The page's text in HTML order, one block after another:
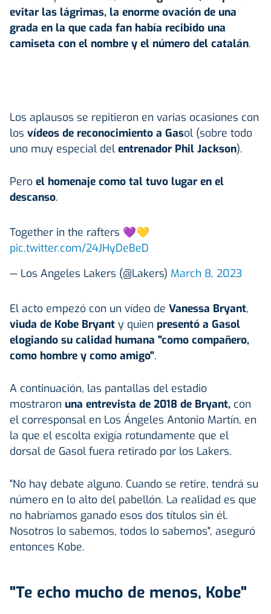
evitar las lágrimas, la enorme ovación de una
grada en la que cada fan había recibido una
camiseta con el nombre y el número del catalán.
Los aplausos se repitieron en varias ocasiones con
los vídeos de reconocimiento a Gasol (sobre todo
uno muy especial del entrenador Phil Jackson).
Pero el homenaje como tal tuvo lugar en el
descanso.
Together in the rafters 💜💛
pic.twitter.com/24JHyDeBeD
— Los Angeles Lakers (@Lakers) March 8, 2023
El acto empezó con un vídeo de Vanessa Bryant,
viuda de Kobe Bryant y quien presentó a Gasol
elogiando su calidad humana "como compañero,
como hombre y como amigo".
A continuación, las pantallas del estadio
mostraron una entrevista de 2018 de Bryant, con
el corresponsal en Los Ángeles Antonio Martín, en
la que el escolta exigía rotundamente que el
dorsal de Gasol fuera retirado por los Lakers.
"No hay debate alguno. Cuando se retire, tendrá su
número en lo alto del pabellón. La realidad es que
no habríamos ganado esos dos títulos sin él.
Nosotros lo sabemos, todos lo sabemos", aseguró
entonces Kobe.
"Te echo mucho de menos, Kobe"